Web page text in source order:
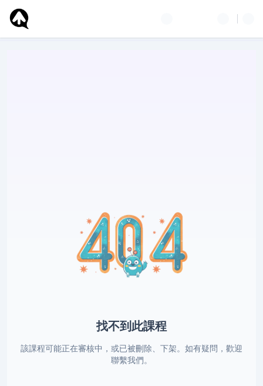
找不到此課程
該課程可能正在審核中，或已被刪除、下架。如有疑問，歡迎
聯繫我們。